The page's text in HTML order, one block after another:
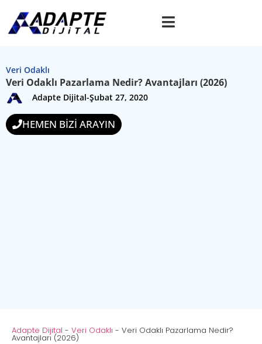
Veri Odaklı
Veri Odaklı Pazarlama Nedir? Avantajları (2026)
Adapte Dijital-Şubat 27, 2020
HEMEN BİZİ ARAYIN
Adapte Dijital - Veri Odaklı - Veri Odaklı Pazarlama Nedir?
Avantajları (2026)